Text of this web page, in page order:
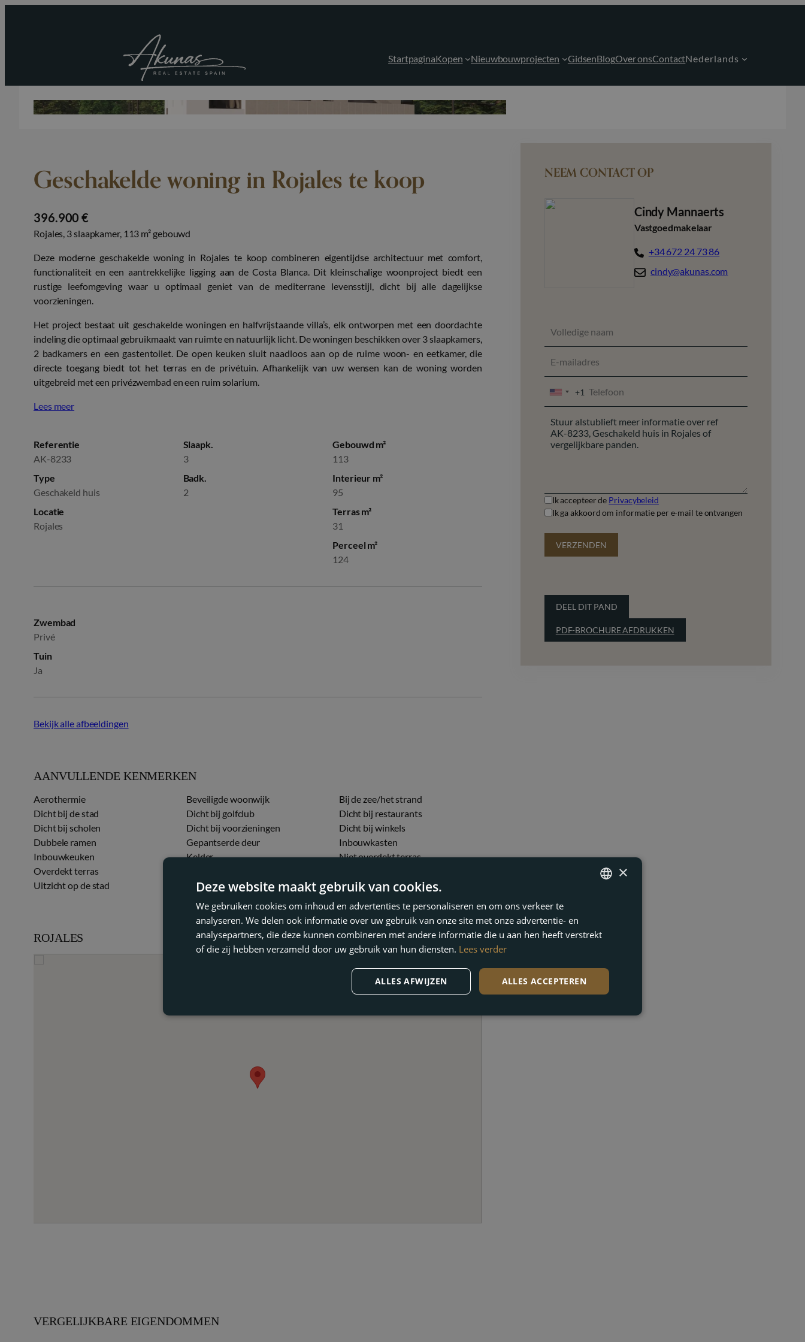
StartpaginaKopen Nieuwbouwprojecten GidsenBlogOver onsContactNederlands
Geschakelde woning in Rojales te koop
396.900 €
Rojales, 3 slaapkamer, 113 m² gebouwd
Deze moderne geschakelde woning in Rojales te koop combineren eigentijdse architectuur met comfort,
functionaliteit en een aantrekkelijke ligging aan de Costa Blanca. Dit kleinschalige woonproject biedt een
rustige leefomgeving waar u optimaal geniet van de mediterrane levensstijl, dicht bij alle dagelijkse
voorzieningen.
Het project bestaat uit geschakelde woningen en halfvrijstaande villa’s, elk ontworpen met een doordachte
indeling die optimaal gebruikmaakt van ruimte en natuurlijk licht. De woningen beschikken over 3 slaapkamers,
2 badkamers en een gastentoilet. De open keuken sluit naadloos aan op de ruime woon- en eetkamer, die
directe toegang biedt tot het terras en de privétuin. Afhankelijk van uw wensen kan de woning worden
uitgebreid met een privézwembad en een ruim solarium.
Lees meer
Referentie
AK-8233
Type
Geschakeld huis
Locatie
Rojales
Slaapk.
3
Badk.
2
Gebouwd m²
113
Interieur m²
95
Terras m²
31
Perceel m²
124
Zwembad
Privé
Tuin
Ja
Bekijk alle afbeeldingen
AANVULLENDE KENMERKEN
Aerothermie Beveiligde woonwijk
Bij de zee/het strand
Dicht bij de stad
Dicht bij golfclub
Dicht bij restaurants
Dicht bij scholen
Dicht bij voorzieningen
Dicht bij winkels
Dubbele ramen
Gepantserde deur
Inbouwkasten
Inbouwkeuken
Kelder
Niet overdekt terras
Overdekt terras
Uitzicht op de stad
Uitzicht op het zwembad airconditioning
ROJALES
NEEM CONTACT OP
Cindy Mannaerts
Vastgoedmakelaar
+34 672 24 73 86
cindy@akunas.com
UNITED
STATES
+1
+1
Ik accepteer de Privacybeleid
Ik ga akkoord om informatie per e-mail te ontvangen
VERZENDEN
DEEL DIT PAND
PDF-BROCHURE AFDRUKKEN
VERGELIJKBARE EIGENDOMMEN
×
Deze website maakt gebruik van cookies.
We gebruiken cookies om inhoud en advertenties te personaliseren en om ons verkeer te
analyseren. We delen ook informatie over uw gebruik van onze site met onze advertentie- en
analysepartners, die deze kunnen combineren met andere informatie die u aan hen heeft verstrekt
of die zij hebben verzameld door uw gebruik van hun diensten. Lees verder
ALLES ACCEPTEREN
ALLES AFWIJZEN